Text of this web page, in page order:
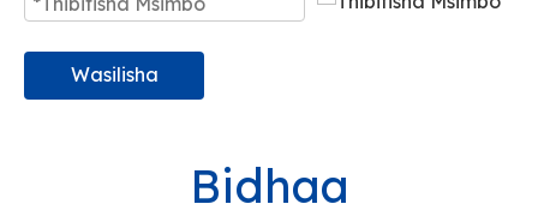
Wasilisha
Bidhaa